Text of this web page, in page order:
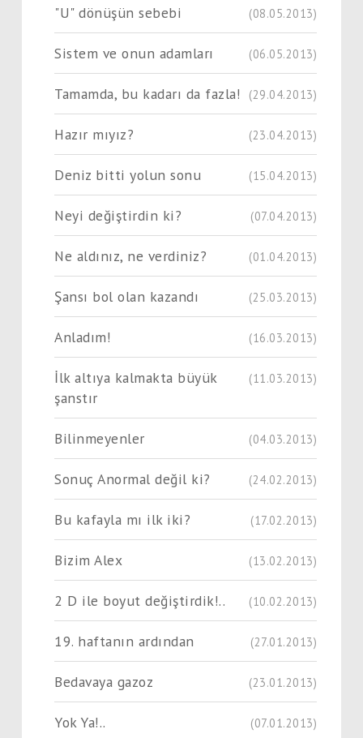
"U" dönüşün sebebi (08.05.2013)
Sistem ve onun adamları (06.05.2013)
Tamamda, bu kadarı da fazla! (29.04.2013)
Hazır mıyız? (23.04.2013)
Deniz bitti yolun sonu (15.04.2013)
Neyi değiştirdin ki? (07.04.2013)
Ne aldınız, ne verdiniz? (01.04.2013)
Şansı bol olan kazandı (25.03.2013)
Anladım! (16.03.2013)
İlk altıya kalmakta büyük
şanstır
(11.03.2013)
Bilinmeyenler (04.03.2013)
Sonuç Anormal değil ki? (24.02.2013)
Bu kafayla mı ilk iki? (17.02.2013)
Bizim Alex (13.02.2013)
2 D ile boyut değiştirdik!.. (10.02.2013)
19. haftanın ardından (27.01.2013)
Bedavaya gazoz (23.01.2013)
Yok Ya!.. (07.01.2013)